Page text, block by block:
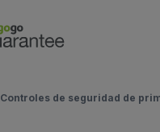
Controles de seguridad de